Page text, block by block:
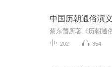
中国历朝通俗演义
202 354